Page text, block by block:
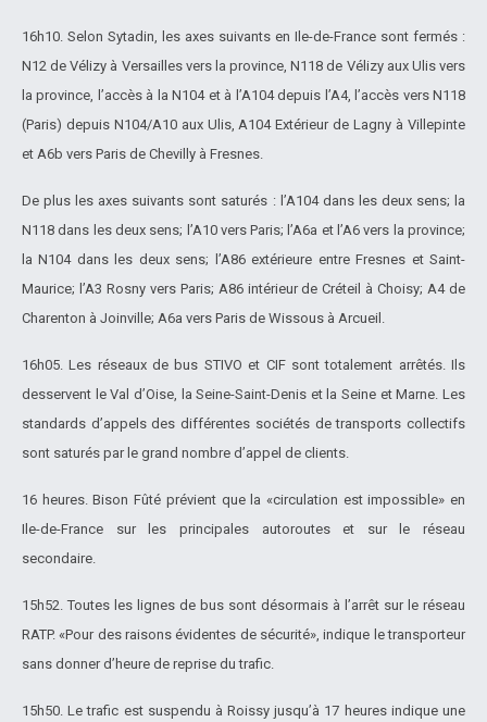
16h10. Selon Sytadin, les axes suivants en Ile-de-France sont fermés :
N12 de Vélizy à Versailles vers la province, N118 de Vélizy aux Ulis vers
la province, l’accès à la N104 et à l’A104 depuis l’A4, l’accès vers N118
(Paris) depuis N104/A10 aux Ulis, A104 Extérieur de Lagny à Villepinte
et A6b vers Paris de Chevilly à Fresnes.
De plus les axes suivants sont saturés : l’A104 dans les deux sens; la
N118 dans les deux sens; l’A10 vers Paris; l’A6a et l’A6 vers la province;
la N104 dans les deux sens; l’A86 extérieure entre Fresnes et Saint-
Maurice; l’A3 Rosny vers Paris; A86 intérieur de Créteil à Choisy; A4 de
Charenton à Joinville; A6a vers Paris de Wissous à Arcueil.
16h05. Les réseaux de bus STIVO et CIF sont totalement arrêtés. Ils
desservent le Val d’Oise, la Seine-Saint-Denis et la Seine et Marne. Les
standards d’appels des différentes sociétés de transports collectifs
sont saturés par le grand nombre d’appel de clients.
16 heures. Bison Fûté prévient que la «circulation est impossible» en
Ile-de-France sur les principales autoroutes et sur le réseau
secondaire.
15h52. Toutes les lignes de bus sont désormais à l’arrêt sur le réseau
RATP. «Pour des raisons évidentes de sécurité», indique le transporteur
sans donner d’heure de reprise du trafic.
15h50. Le trafic est suspendu à Roissy jusqu’à 17 heures indique une